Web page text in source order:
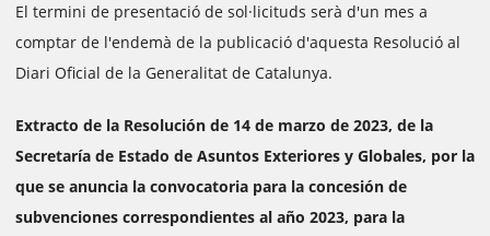
El termini de presentació de sol·licituds serà d'un mes a
comptar de l'endemà de la publicació d'aquesta Resolució al
Diari Oficial de la Generalitat de Catalunya.
Extracto de la Resolución de 14 de marzo de 2023, de la
Secretaría de Estado de Asuntos Exteriores y Globales, por la
que se anuncia la convocatoria para la concesión de
subvenciones correspondientes al año 2023, para la